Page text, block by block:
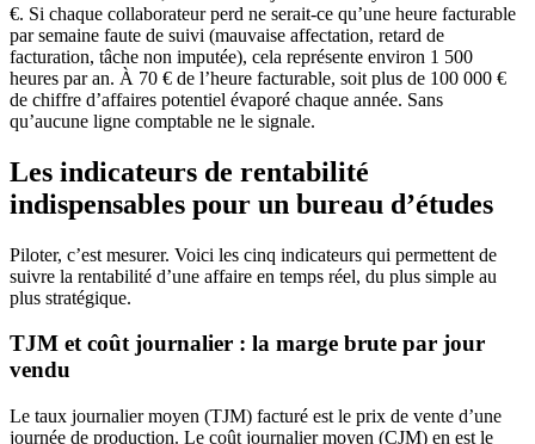
€. Si chaque collaborateur perd ne serait-ce qu’une heure facturable
par semaine faute de suivi (mauvaise affectation, retard de
facturation, tâche non imputée), cela représente environ 1 500
heures par an. À 70 € de l’heure facturable, soit plus de 100 000 €
de chiffre d’affaires potentiel évaporé chaque année. Sans
qu’aucune ligne comptable ne le signale.
Les indicateurs de rentabilité
indispensables pour un bureau d’études
Piloter, c’est mesurer. Voici les cinq indicateurs qui permettent de
suivre la rentabilité d’une affaire en temps réel, du plus simple au
plus stratégique.
TJM et coût journalier : la marge brute par jour
vendu
Le taux journalier moyen (TJM) facturé est le prix de vente d’une
journée de production. Le coût journalier moyen (CJM) en est le